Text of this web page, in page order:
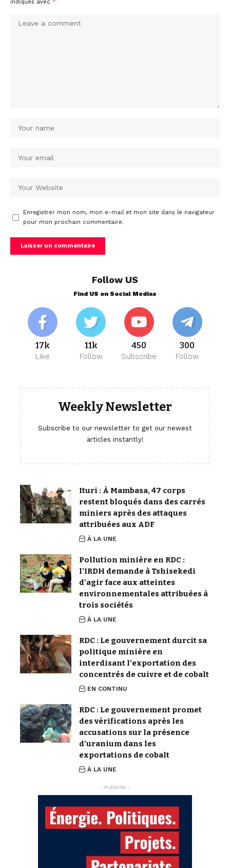
indiqués avec *
Enregistrer mon nom, mon e-mail et mon site dans le navigateur
pour mon prochain commentaire.
Follow US
Find US on Social Medias
17k
Like
11k
Follow
450
Subscribe
300
Follow
Weekly Newsletter
Subscribe to our newsletter to get our newest
articles instantly!
Ituri : À Mambasa, 47 corps
restent bloqués dans des carrés
miniers après des attaques
attribuées aux ADF
À LA UNE
Pollution minière en RDC :
l’IRDH demande à Tshisekedi
d’agir face aux atteintes
environnementales attribuées à
trois sociétés
À LA UNE
RDC : Le gouvernement durcit sa
politique minière en
interdisant l’exportation des
concentrés de cuivre et de cobalt
EN CONTINU
RDC : Le gouvernement promet
des vérifications après les
accusations sur la présence
d’uranium dans les
exportations de cobalt
À LA UNE
- Publicite -